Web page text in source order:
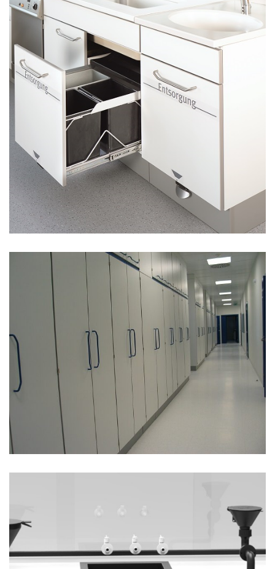
ÇÖP ATIK SİSTEMLERİ
YÜKSEK DOLAPLAR
Sıvı kimyasal atık üniteleri